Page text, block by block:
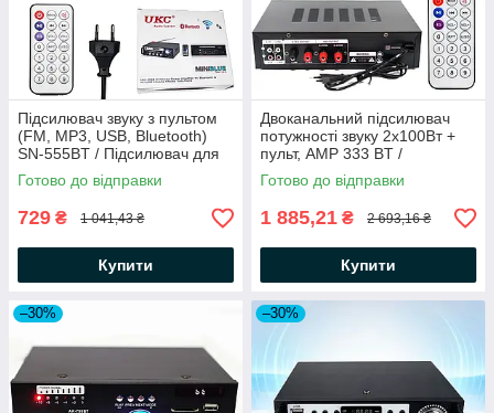
Підсилювач звуку з пультом
(FM, MP3, USB, Bluetooth)
SN-555BT / Підсилювач для
колонок / Аудіо підсилювач
Готово до відправки
729 ₴ 1 041,43 ₴
Купити
Двоканальний підсилювач
потужності звуку 2х100Вт +
пульт, AMP 333 BT /
Музичний підсилювач звуку
для колонок
Готово до відправки
1 885,21 ₴ 2 693,16 ₴
Купити
–30% –30%